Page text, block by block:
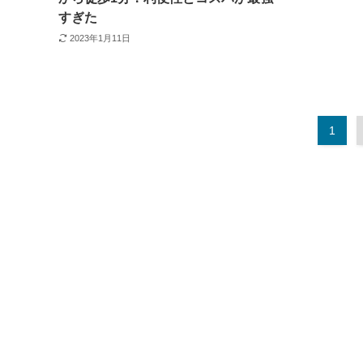
すぎた
2023年1月11日
1